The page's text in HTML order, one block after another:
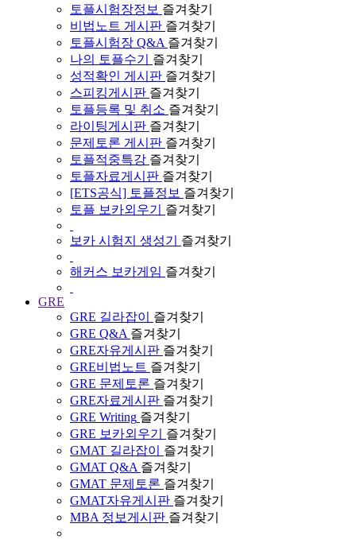
토플시험장정보 즐겨찾기
비법노트 게시판 즐겨찾기
토플시험장 Q&A 즐겨찾기
나의 토플수기
즐겨찾기
성적확인 게시판 즐겨찾기
스피킹게시판 즐겨찾기
토플등록 및 취소 즐겨찾기
라이팅게시판 즐겨찾기
문제토론 게시판 즐겨찾기
토플적중특강 즐겨찾기
토플자료게시판 즐겨찾기
[ETS공식] 토플정보 즐겨찾기
토플 보카외우기
즐겨찾기
보카 시험지 생성기 즐겨찾기
해커스 보카게임 즐겨찾기
GRE
GRE 길라잡이
즐겨찾기
GRE Q&A 즐겨찾기
GRE자유게시판 즐겨찾기
GRE비법노트 즐겨찾기
GRE 문제토론 즐겨찾기
GRE자료게시판 즐겨찾기
GRE Writing 즐겨찾기
GRE 보카외우기
즐겨찾기
GMAT 길라잡이
즐겨찾기
GMAT Q&A 즐겨찾기
GMAT 문제토론 즐겨찾기
GMAT자유게시판 즐겨찾기
MBA 정보게시판 즐겨찾기